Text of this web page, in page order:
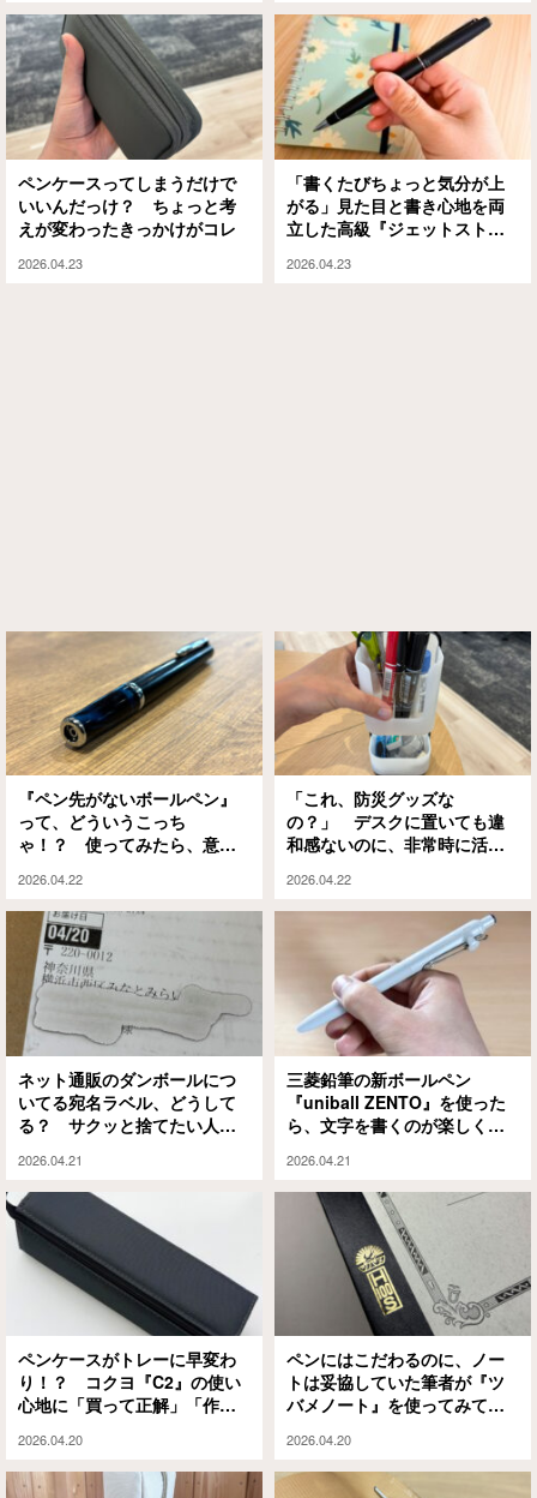
ペンケースってしまうだけで
いいんだっけ？ ちょっと考
えが変わったきっかけがコレ
2026.04.23
「書くたびちょっと気分が上
がる」見た目と書き心地を両
立した高級『ジェットストリ
2026.04.23
『ペン先がないボールペン』
って、どういうこっち
ゃ！？ 使ってみたら、意外
2026.04.22
「これ、防災グッズな
の？」 デスクに置いても違
和感ないのに、非常時に活躍
2026.04.22
ネット通販のダンボールにつ
いてる宛名ラベル、どうして
る？ サクッと捨てたい人は
2026.04.21
三菱鉛筆の新ボールペン
『uniball ZENTO』を使った
ら、文字を書くのが楽しくな
2026.04.21
ペンケースがトレーに早変わ
り！？ コクヨ『C2』の使い
心地に「買って正解」「作業
2026.04.20
ペンにはこだわるのに、ノー
トは妥協していた筆者が『ツ
バメノート』を使ってみてわ
2026.04.20